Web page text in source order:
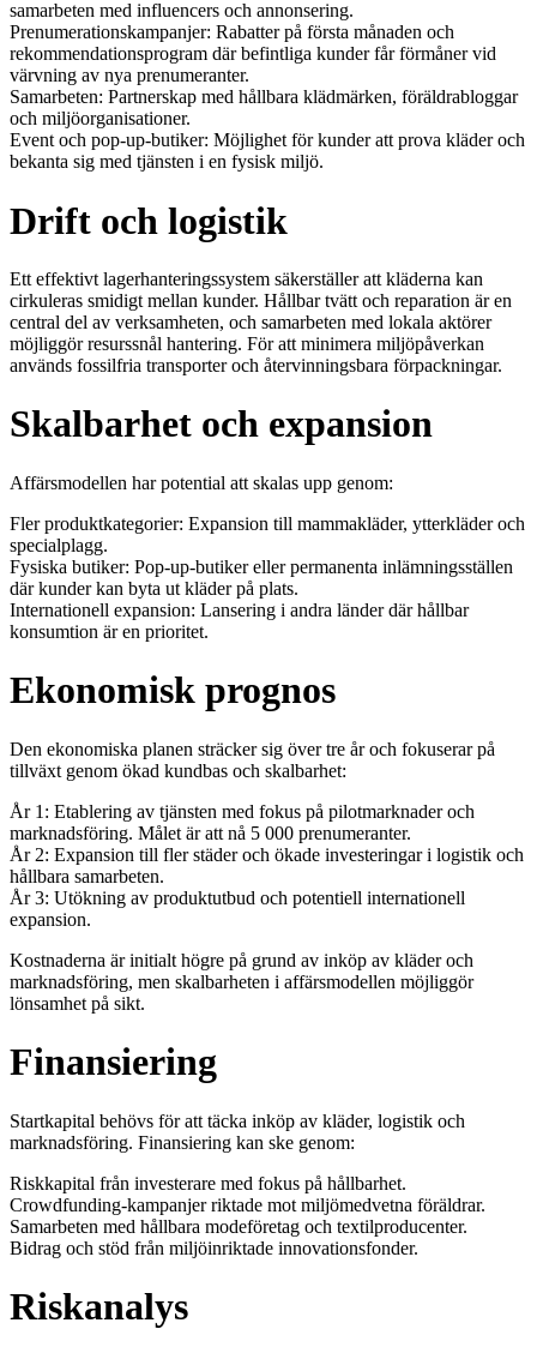
samarbeten med influencers och annonsering.
Prenumerationskampanjer: Rabatter på första månaden och
rekommendationsprogram där befintliga kunder får förmåner vid
värvning av nya prenumeranter.
Samarbeten: Partnerskap med hållbara klädmärken, föräldrabloggar
och miljöorganisationer.
Event och pop-up-butiker: Möjlighet för kunder att prova kläder och
bekanta sig med tjänsten i en fysisk miljö.
Drift och logistik
Ett effektivt lagerhanteringssystem säkerställer att kläderna kan
cirkuleras smidigt mellan kunder. Hållbar tvätt och reparation är en
central del av verksamheten, och samarbeten med lokala aktörer
möjliggör resurssnål hantering. För att minimera miljöpåverkan
används fossilfria transporter och återvinningsbara förpackningar.
Skalbarhet och expansion
Affärsmodellen har potential att skalas upp genom:
Fler produktkategorier: Expansion till mammakläder, ytterkläder och
specialplagg.
Fysiska butiker: Pop-up-butiker eller permanenta inlämningsställen
där kunder kan byta ut kläder på plats.
Internationell expansion: Lansering i andra länder där hållbar
konsumtion är en prioritet.
Ekonomisk prognos
Den ekonomiska planen sträcker sig över tre år och fokuserar på
tillväxt genom ökad kundbas och skalbarhet:
År 1: Etablering av tjänsten med fokus på pilotmarknader och
marknadsföring. Målet är att nå 5 000 prenumeranter.
År 2: Expansion till fler städer och ökade investeringar i logistik och
hållbara samarbeten.
År 3: Utökning av produktutbud och potentiell internationell
expansion.
Kostnaderna är initialt högre på grund av inköp av kläder och
marknadsföring, men skalbarheten i affärsmodellen möjliggör
lönsamhet på sikt.
Finansiering
Startkapital behövs för att täcka inköp av kläder, logistik och
marknadsföring. Finansiering kan ske genom:
Riskkapital från investerare med fokus på hållbarhet.
Crowdfunding-kampanjer riktade mot miljömedvetna föräldrar.
Samarbeten med hållbara modeföretag och textilproducenter.
Bidrag och stöd från miljöinriktade innovationsfonder.
Riskanalys